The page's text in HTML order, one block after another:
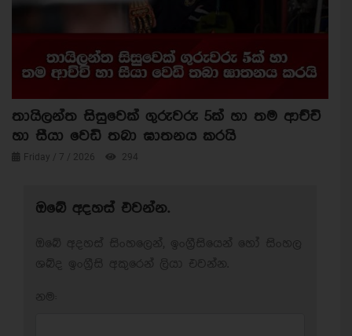
තායිලන්ත සිසුවෙක් ගුරුවරු 5ක් හා තම ආච්චි
හා සීයා වෙඩි තබා ඝාතනය කරයි
Friday / 7 / 2026 294
ඔබේ අදහස් එවන්න.